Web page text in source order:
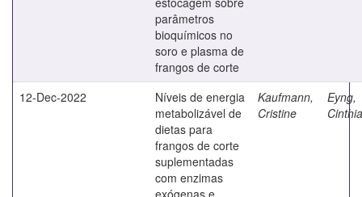
parâmetros
bioquímicos no
soro e plasma de
frangos de corte
12-Dec-2022
Níveis de energia
metabolizável de
dietas para
frangos de corte
suplementadas
com enzimas
exógenas e
Kaufmann,
Cristine
Eyng,
Cinthia